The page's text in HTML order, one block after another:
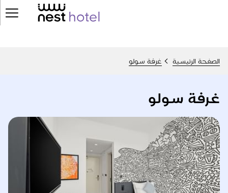
الصفحة الرئيسية غرفة سولو
غرفة سولو